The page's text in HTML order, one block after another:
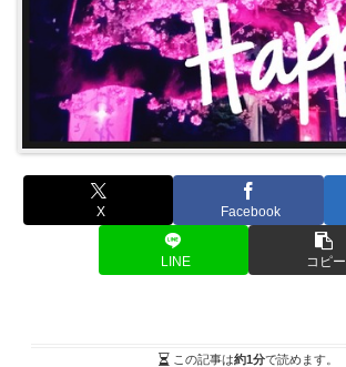
X Facebook
LINE コピー
この記事は約1分で読めます。